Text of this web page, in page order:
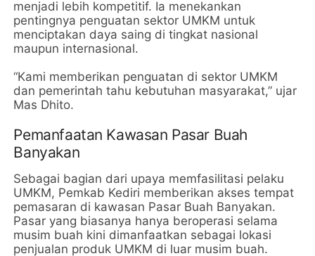
menjadi lebih kompetitif. Ia menekankan
pentingnya penguatan sektor UMKM untuk
menciptakan daya saing di tingkat nasional
maupun internasional.
“Kami memberikan penguatan di sektor UMKM
dan pemerintah tahu kebutuhan masyarakat,” ujar
Mas Dhito.
Pemanfaatan Kawasan Pasar Buah
Banyakan
Sebagai bagian dari upaya memfasilitasi pelaku
UMKM, Pemkab Kediri memberikan akses tempat
pemasaran di kawasan Pasar Buah Banyakan.
Pasar yang biasanya hanya beroperasi selama
musim buah kini dimanfaatkan sebagai lokasi
penjualan produk UMKM di luar musim buah.